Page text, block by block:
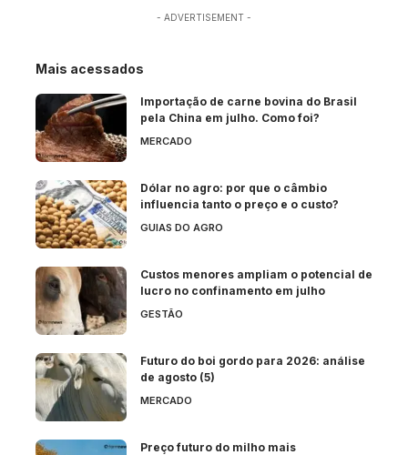
- ADVERTISEMENT -
Mais acessados
Importação de carne bovina do Brasil
pela China em julho. Como foi?
MERCADO
Dólar no agro: por que o câmbio
influencia tanto o preço e o custo?
GUIAS DO AGRO
Custos menores ampliam o potencial de
lucro no confinamento em julho
GESTÃO
Futuro do boi gordo para 2026: análise
de agosto (5)
MERCADO
Preço futuro do milho mais